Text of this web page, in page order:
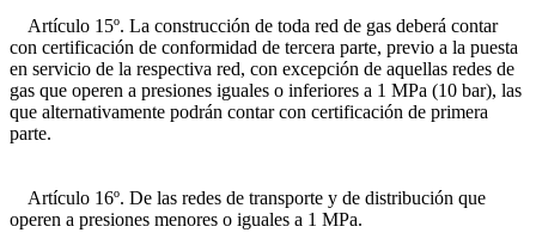
Artículo 15º. La construcción de toda red de gas deberá contar
con certificación de conformidad de tercera parte, previo a la puesta
en servicio de la respectiva red, con excepción de aquellas redes de
gas que operen a presiones iguales o inferiores a 1 MPa (10 bar), las
que alternativamente podrán contar con certificación de primera
parte.
Artículo 16º. De las redes de transporte y de distribución que
operen a presiones menores o iguales a 1 MPa.